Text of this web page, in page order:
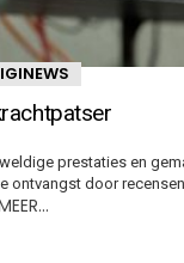
prestaties en
ontvangst door